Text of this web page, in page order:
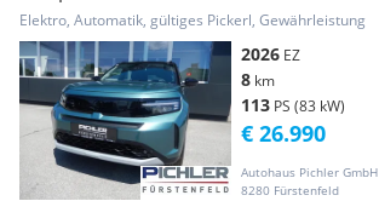
Elektro, Automatik, gültiges Pickerl, Gewährleistung
2026 EZ
8 km
113 PS (83 kW)
Autohaus Pichler GmbH
8280 Fürstenfeld
€ 26.990